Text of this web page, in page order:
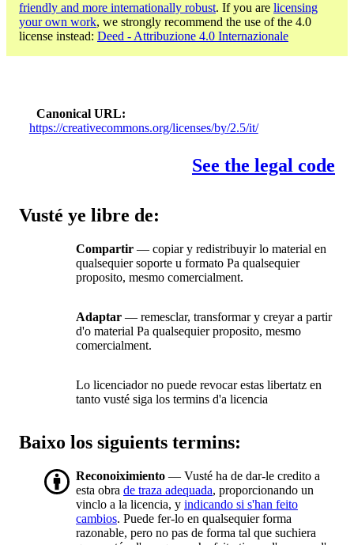
friendly and more internationally robust. If you are licensing
your own work, we strongly recommend the use of the 4.0
license instead: Deed - Attribuzione 4.0 Internazionale
Canonical URL
https://creativecommons.org/licenses/by/2.5/it/
See the legal code
Vusté ye libre de:
Compartir — copiar y redistribuyir lo material en
qualsequier soporte u formato Pa qualsequier
proposito, mesmo comercialment.
Adaptar — remesclar, transformar y creyar a partir
d'o material Pa qualsequier proposito, mesmo
comercialment.
Lo licenciador no puede revocar estas libertatz en
tanto vusté siga los termins d'a licencia
Baixo los siguients termins:
Reconoiximiento — Vusté ha de dar-le credito a
esta obra de traza adequada, proporcionando un
vinclo a la licencia, y indicando si s'han feito
cambios. Puede fer-lo en qualsequier forma
razonable, pero no pas de forma tal que suchiera